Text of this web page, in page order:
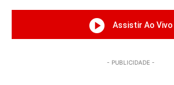
Assistir Ao Vivo
- PUBLICIDADE -